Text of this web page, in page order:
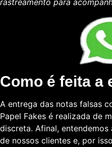
rastreamento para
Como é feita a
A entrega das notas falsas
Papel Fakes é realizada de
discreta. Afinal,
de nossos clientes e, por